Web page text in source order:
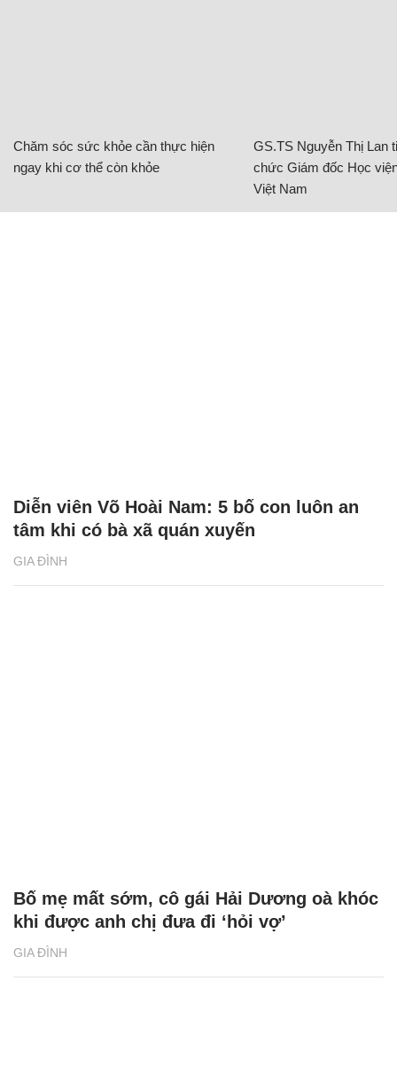
Chăm sóc sức khỏe cần thực hiện
ngay khi cơ thể còn khỏe
GS.TS Nguyễn Thị Lan
chức Giám đốc Học
Việt Nam
GIA ĐÌNH
Diễn viên Võ Hoài Nam: 5 bố con luôn an
tâm khi có bà xã quán xuyến
GIA ĐÌNH
Bố mẹ mất sớm, cô gái Hải Dương oà khóc
khi được anh chị đưa đi ‘hỏi vợ’